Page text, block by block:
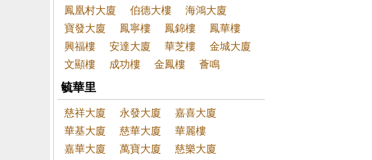
鳳凰村大廈
伯德大樓
海鴻大廈
寶發大廈
鳳寧樓 鳳錦樓
鳳華樓
興福樓
安達大廈 華芝樓
金城大廈
文顯樓
成功樓 金鳳樓 薈鳴
毓華里
慈祥大廈 永發大廈
嘉喜大廈
華基大廈
慈華大廈
華麗樓
嘉華大廈
萬寶大廈
慈樂大廈